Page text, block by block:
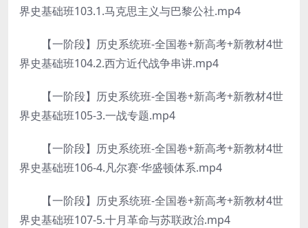
界史基础班103.1.马克思主义与巴黎公社.mp4
【一阶段】历史系统班-全国卷+新高考+新教材4世
界史基础班104.2.西方近代战争串讲.mp4
【一阶段】历史系统班-全国卷+新高考+新教材4世
界史基础班105-3.一战专题.mp4
【一阶段】历史系统班-全国卷+新高考+新教材4世
界史基础班106-4.凡尔赛·华盛顿体系.mp4
【一阶段】历史系统班-全国卷+新高考+新教材4世
界史基础班107-5.十月革命与苏联政治.mp4